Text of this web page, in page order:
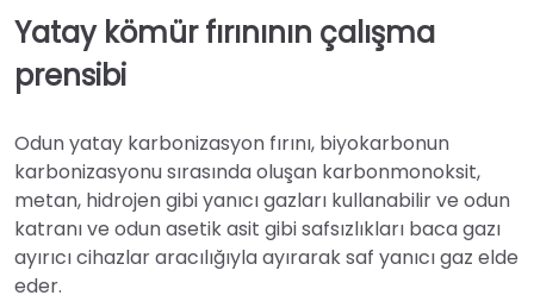
Yatay kömür fırınının çalışma
prensibi
Odun yatay karbonizasyon fırını, biyokarbonun
karbonizasyonu sırasında oluşan karbonmonoksit,
metan, hidrojen gibi yanıcı gazları kullanabilir ve odun
katranı ve odun asetik asit gibi safsızlıkları baca gazı
ayırıcı cihazlar aracılığıyla ayırarak saf yanıcı gaz elde
eder.